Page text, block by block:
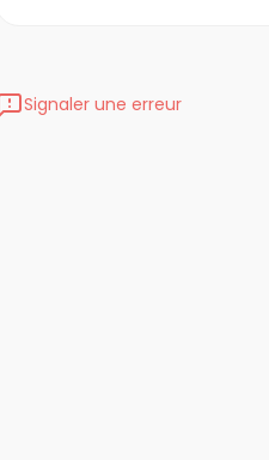
Signaler une erreur